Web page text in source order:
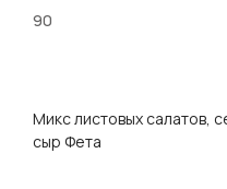
90
Микс листовых салатов,
сыр Фета